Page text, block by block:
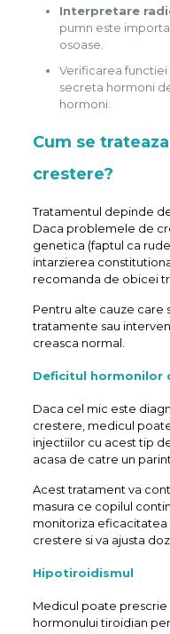
Interpretare
pumn este
osoase.
Verificarea functiei
secreta hormoni
hormoni.
Cum se
crestere?
Tratamentul depinde
Daca problemele de
genetica (faptul ca
intarzierea
recomanda de obicei
Pentru alte cauze care
tratamente sau
creasca normal.
Deficitul hormonilor
Daca cel mic este
crestere, medicul
injectiilor cu acest tip
acasa de catre un
Acest tratament va
masura ce copilul
monitoriza
crestere si va ajusta
Hipotiroidismul
Medicul poate
hormonului tiroidian